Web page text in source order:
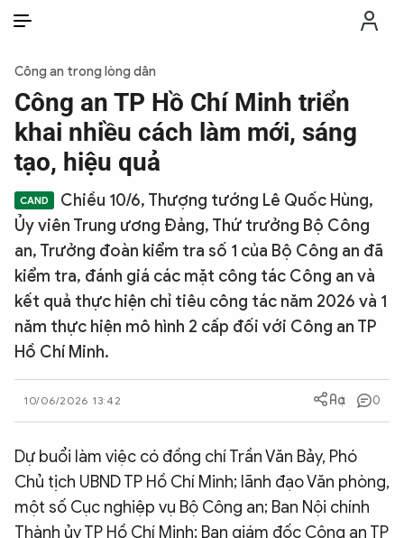
THỜI SỰ
CHỐNG DIỄN BIẾN HÒA BÌNH
CÔNG AN TRONG LÒNG DÂN
XÃ HỘI
PHÁP LUẬT
QUỐC TẾ
VĂN HÓA - THỂ THAO
Công an trong lòng dân
Công an TP Hồ Chí Minh triển
khai nhiều cách làm mới, sáng
tạo, hiệu quả
Chiều 10/6, Thượng tướng Lê Quốc Hùng,
Ủy viên Trung ương Đảng, Thứ trưởng Bộ Công
an, Trưởng đoàn kiểm tra số 1 của Bộ Công an đã
kiểm tra, đánh giá các mặt công tác Công an và
kết quả thực hiện chỉ tiêu công tác năm 2026 và 1
năm thực hiện mô hình 2 cấp đối với Công an TP
Hồ Chí Minh.
10/06/2026 13:42 0
Dự buổi làm việc có đồng chí Trần Văn Bảy, Phó
Chủ tịch UBND TP Hồ Chí Minh; lãnh đạo Văn phòng,
một số Cục nghiệp vụ Bộ Công an; Ban Nội chính
Thành ủy TP Hồ Chí Minh; Ban giám đốc Công an TP